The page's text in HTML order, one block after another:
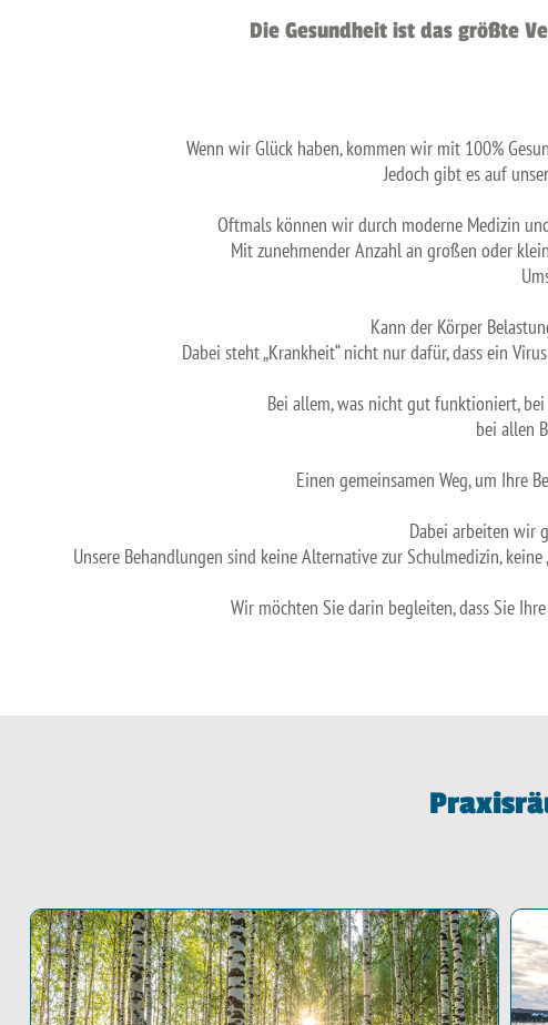
Die Gesundheit ist das größte
Wenn wir Glück haben, kommen wir mit 100%
Jedoch gibt es auf
Oftmals können wir durch moderne Medizin
Mit zunehmender Anzahl an großen oder
Kann der Körper
Dabei steht „Krankheit“ nicht nur dafür, dass ein
Bei allem, was nicht gut funktioniert,
bei allen
Einen gemeinsamen Weg, um Ihre
Dabei arbeiten wir
Unsere Behandlungen sind keine Alternative zur Schulmedizin,
Wir möchten Sie darin begleiten, dass Sie